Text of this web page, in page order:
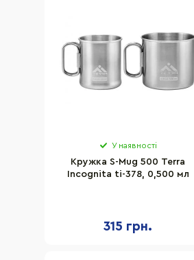
У наявності
Кружка S-Mug 500 Terra
Incognita ti-378, 0,500 мл
315 грн.